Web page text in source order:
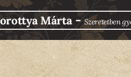
Márta-Szeretetben g